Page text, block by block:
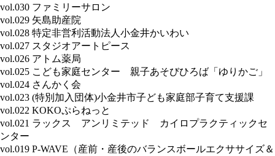
vol.030 ファミリーサロン
vol.029 矢島助産院
vol.028 特定非営利活動法人小金井かいわい
vol.027 スタジオアートピース
vol.026 アトム薬局
vol.025 こども家庭センター 親子あそびひろば「ゆりかご」
vol.024 さんかく会
vol.023 (特別加入団体)小金井市子ども家庭部子育て支援課
vol.022 KOKOぷらねっと
vol.021 ラックス アンリミテッド カイロプラクティックセ
ンター
vol.019 P-WAVE（産前・産後のバランスボールエクササイズ＆